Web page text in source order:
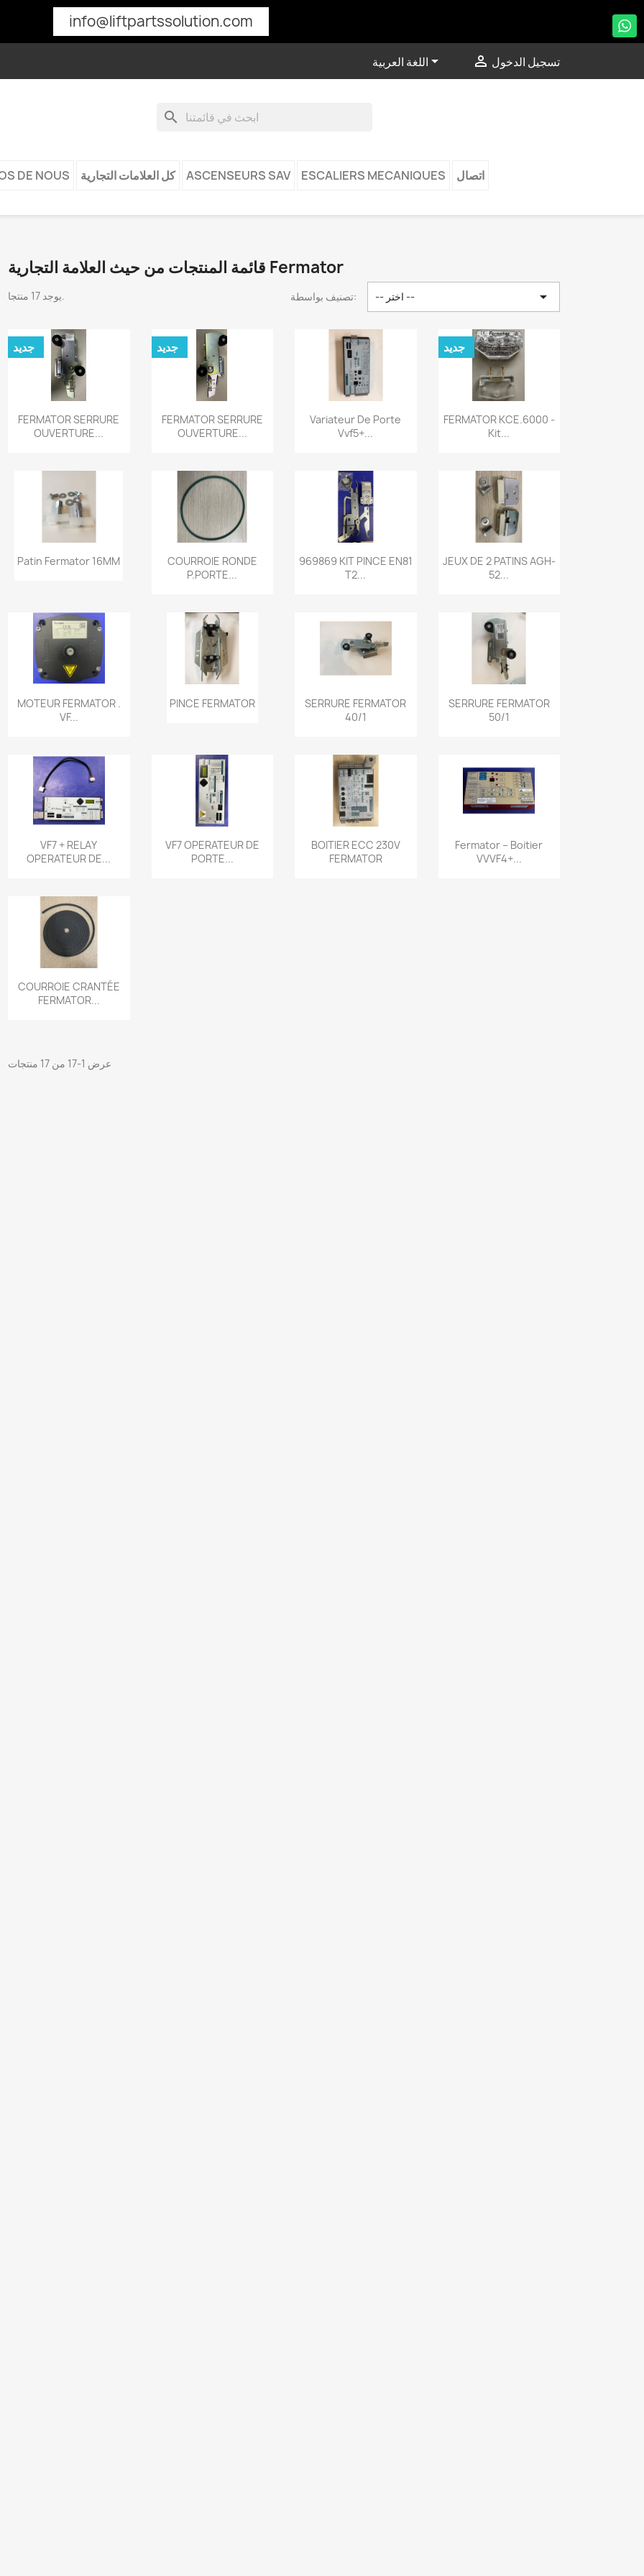
info@liftpartssolution.com
اللغة العربية  تسجيل الدخول
search
DE NOUS كل العلامات التجارية ASCENSEURS SAV ESCALIERS MECANIQUES اتصال
قائمة المنتجات من حيث العلامة التجارية Fermator
تصنيف بواسطة: -- اختر -- 
نظرة سريعة
FERMATOR SERRURE
OUVERTURE...
جديد
نظرة سريعة
FERMATOR SERRURE
OUVERTURE...
جديد
نظرة سريعة
Variateur De Porte
Vvf5+...
نظرة سريعة
FERMATOR KCE.6000 -
Kit...
جديد
نظرة سريعة
Patin Fermator 16MM نظرة سريعة
COURROIE RONDE
P.PORTE...
 نظرة سريعة
969869 KIT PINCE EN81
T2...
 نظرة سريعة
JEUX DE 2 PATINS AGH-
52...
 نظرة سريعة
MOTEUR FERMATOR .
VF...
نظرة سريعة
PINCE FERMATOR  نظرة سريعة
SERRURE FERMATOR
40/1
 نظرة سريعة
SERRURE FERMATOR
50/1
نظرة سريعة
VF7 + RELAY
OPERATEUR DE...
نظرة سريعة
VF7 OPERATEUR DE
PORTE...
نظرة سريعة
BOITIER ECC 230V
FERMATOR
نظرة سريعة
Fermator – Boitier
VVVF4+...
نظرة سريعة
COURROIE CRANTÉE
FERMATOR...
عرض 1-17 من 17 منتجات